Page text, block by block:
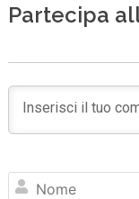
Partecipa